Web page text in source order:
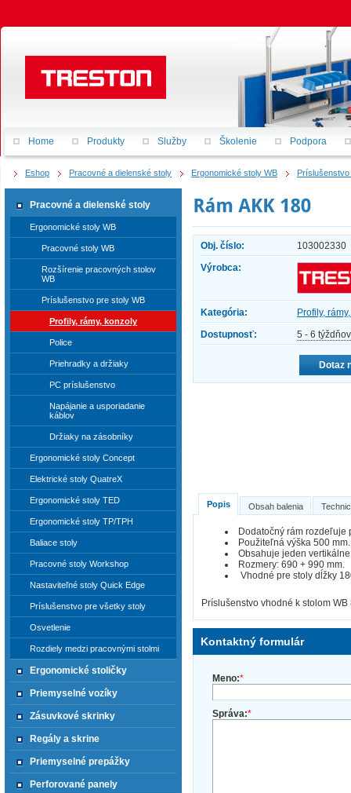
Eshop Pracovné a dielenské stoly Ergonomické stoly WB
Obj. číslo:
103002330
Výrobca:
Kategória:
Profily,
Dostupnosť:
5 - 6 týždňov
Dotaz
Popis Obsah balenia
Dodatočný rám rozdeľuje
Použiteľná výška 500 mm.
Obsahuje jeden
Rozmery: 690 + 990 mm.
Vhodné pre stoly dĺžky
Príslušenstvo vhodné k stolom WB
Kontaktný formulár
Meno:*
Správa:*
Pracovné a dielenské stoly
Ergonomické stoly WB
Pracovné stoly WB
Rozšírenie pracovných stolov
WB
Príslušenstvo pre stoly WB
Profily, rámy, konzoly
Police
Priehradky a držiaky
PC príslušenstvo
Napájanie a usporiadanie
káblov
Držiaky na zásobníky
Ergonomické stoly Concept
Elektrické stoly QuatreX
Ergonomické stoly TED
Ergonomické stoly TP/TPH
Baliace stoly
Pracovné stoly Workshop
Nastaviteľné stoly Quick Edge
Príslušenstvo pre všetky stoly
Osvetlenie
Rozdiely medzi pracovnými stolmi
Ergonomické stoličky
Priemyselné vozíky
Zásuvkové skrinky
Regály a skrine
Priemyselné prepážky
Perforované panely
Home Produkty Služby Školenie Podpora